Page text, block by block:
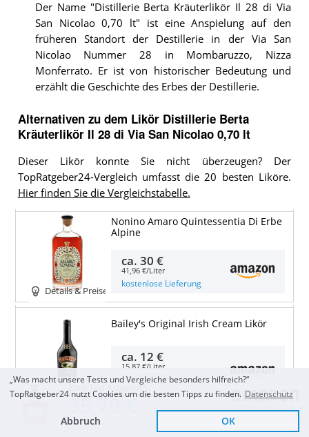
Zum Top Angebot
35,70 €
51,00 €/Liter
Sofort Lieferbar
Der Name "Distillerie Berta Kräuterlikör Il 28 di Via
San Nicolao 0,70 lt" ist eine Anspielung auf den
früheren Standort der Destillerie in der Via San
Nicolao Nummer 28 in Mombaruzzo, Nizza
Monferrato. Er ist von historischer Bedeutung und
erzählt die Geschichte des Erbes der Destillerie.
Alternativen zu dem Likör Distillerie Berta
Kräuterlikör Il 28 di Via San Nicolao 0,70 lt
Dieser Likör konnte Sie nicht überzeugen? Der
TopRatgeber24-Vergleich umfasst die 20 besten Liköre.
Hier finden Sie die Vergleichstabelle.
Details & Preise
Nonino Amaro Quintessentia Di Erbe
Alpine
ca.30 €
41,96 €/Liter
kostenlose Lieferung
Details & Preise
Bailey's Original Irish Cream Likör
ca. 12 €
15,87 €/Liter
Gratis Premiumversand mit
Amazon Prime
Frangelico Haselnusslikör
„Was macht unsere Tests und Vergleiche besonders hilfreich?“
TopRatgeber24 nutzt Cookies um die besten Tipps zu finden. Datenschutz
Abbruch OK